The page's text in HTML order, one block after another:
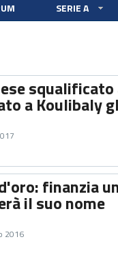
SERIE A
a Koulibaly
finanzia
il suo nome
2016